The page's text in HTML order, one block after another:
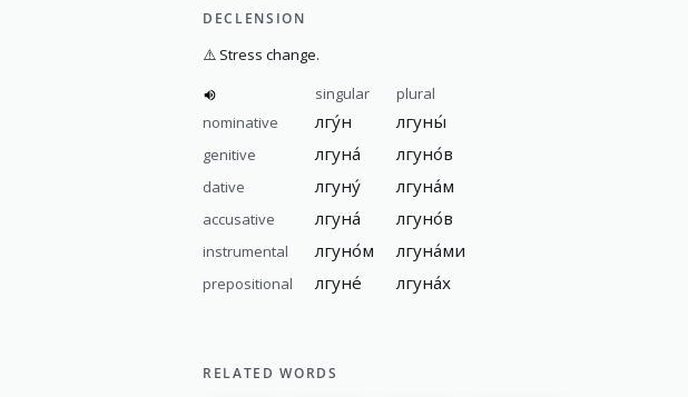
DECLENSION
⚠️ Stress change.
singular
plural
nominative
лгу́н лгуны́
genitive лгуна́ лгуно́в
dative лгуну́ лгуна́м
accusative лгуна́ лгуно́в
instrumental лгуно́м лгуна́ми
prepositional лгуне́ лгуна́х
RELATED WORDS